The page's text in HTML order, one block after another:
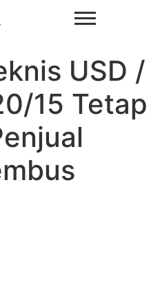
USD /
15 Tetap